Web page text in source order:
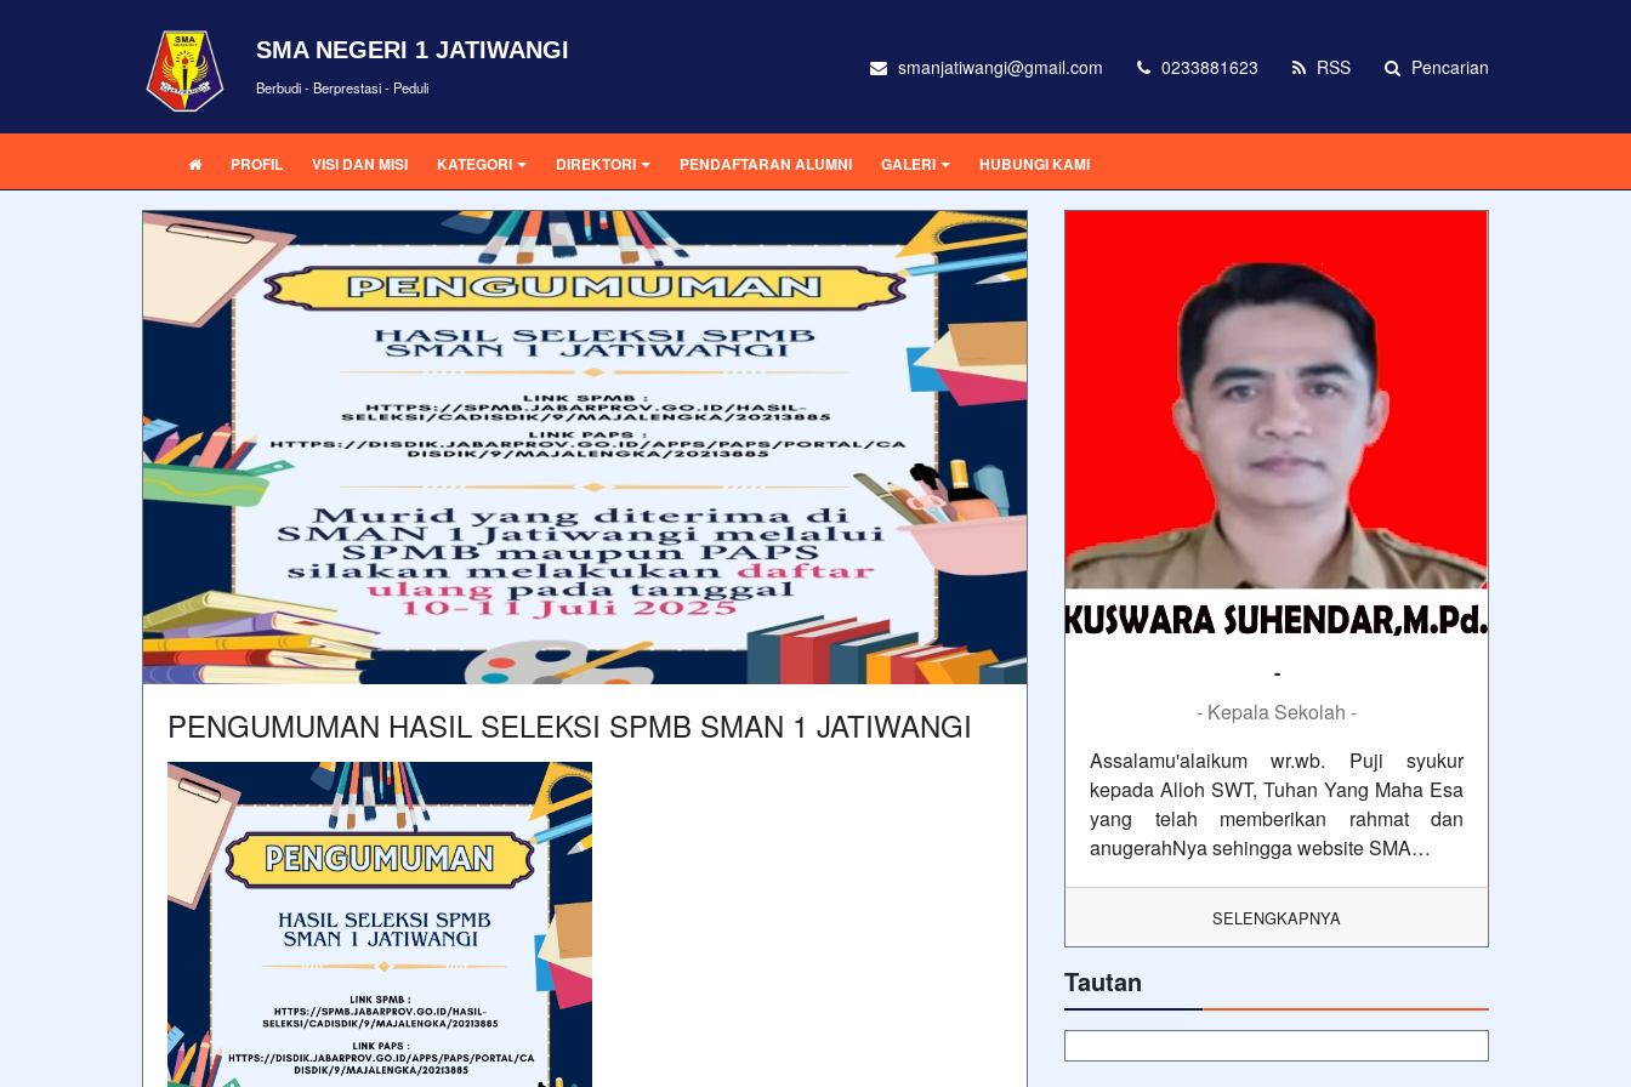
SMA NEGERI 1 JATIWANGI
Berbudi - Berprestasi - Peduli
smanjatiwangi@gmail.com 0233881623 RSS Pencarian
PROFIL VISI DAN MISI KATEGORI DIREKTORI PENDAFTARAN ALUMNI GALERI HUBUNGI KAMI
PENGUMUMAN HASIL SELEKSI SPMB SMAN 1 JATIWANGI
-
- Kepala Sekolah -
Assalamu'alaikum wr.wb. Puji syukur
kepada Alloh SWT, Tuhan Yang Maha Esa
yang telah memberikan rahmat dan
anugerahNya sehingga website SMA…
SELENGKAPNYA
Tautan